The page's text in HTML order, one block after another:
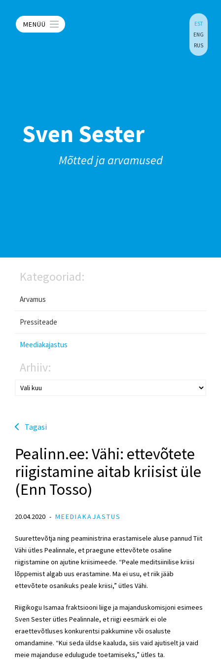
MENÜÜ
EST
ENG
RUS
Sven Sester
Mõtted ja arvamused
Kategooriad:
Arvamus
Pressiteade
Meediakajastus
Arhiiv:
Tagasi
Pealinn.ee: Vähi: ettevõtete
riigistamine aitab kriisist üle
(Enn Tosso)
20.04.2020 MEEDIAKAJASTUS
Suurettevõtja ning peaministrina erastamisele aluse pannud Tiit
Vähi ütles Pealinnale, et praegune ettevõtete osaline
riigistamine on ajutine kriisimeede. “Peale meditsiinilise kriisi
lõppemist algab uus erastamine. Ma ei usu, et riik jääb
ettevõtete osanikuks peale kriisi,” ütles Vähi.
Riigikogu Isamaa fraktsiooni liige ja majanduskomisjoni esimees
Sven Sester ütles Pealinnale, et riigi eesmärk ei ole
eraettevõtluses konkurentsi pakkumine või osaluste
omandamine. “Kui seda üldse kaaluda, siis vaid ajutiselt ja vaid
meie majanduse edulugude toetamiseks,” ütles ta.